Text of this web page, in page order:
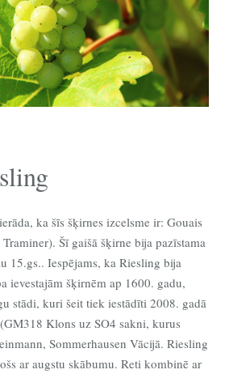
ka šīs šķirnes izcelsme ir: Gouais
Šī gaišā šķirne bija pazīstama
15.gs.. Iespējams, ka Riesling bija
ievestajām šķirnēm ap 1600. gadu,
stādi, kuri šeit tiek iestādīti 2008. gadā
Klons uz SO4 sakni, kurus
Sommerhausen Vācijā. Riesling
ar augstu skābumu. Reti kombinē ar